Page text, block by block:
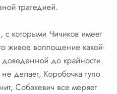
трагедией.
которыми Чичиков имеет
живое воплощение какой-
доведенной до крайности.
делает, Коробочка тупо
Собакевич все меряет